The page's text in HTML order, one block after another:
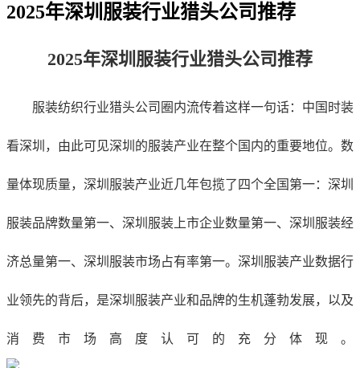
2025年深圳服装行业猎头公司推荐
2025年深圳服装行业猎头公司推荐
服装纺织行业猎头公司圈内流传着这样一句话：中国时装
看深圳，由此可见深圳的服装产业在整个国内的重要地位。数
量体现质量， 深圳服装产业近几年包揽了四个全国 第一： 深圳
服装品牌数量第一、 深圳服装 上市企业数量第一、 深圳服装经
济总量第一、 深圳服装市场占有率第一。 深圳服装产业数据行
业领先的背后，是深圳服装产业和品牌的生机蓬勃发展，以及
消费 市场高度认可 的充分体现 。